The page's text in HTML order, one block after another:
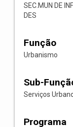
SEC.MUN DE
DES
Função
Urbanismo
Sub-
Serviços
Programa